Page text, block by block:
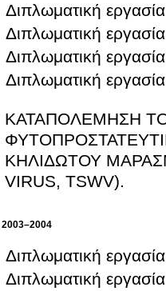
Διπλωματική εργασία
Διπλωματική εργασία
Διπλωματική εργασία
Διπλωματική εργασία
ΚΑΤΑΠΟΛΕΜΗΣΗ
ΦΥΤΟΠΡΟΣΤΑΤΕΥΤΙΚΕΣ ΟΥΣΙΕΣ ΚΑΙ
ΚΗΛΙΔΩΤΟΥ
VIRUS, TSWV).
2003–2004
Διπλωματική εργασία
Διπλωματική εργασία